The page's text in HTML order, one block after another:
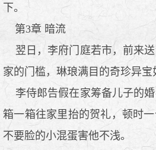
下。
第3章 暗流
翌日，李府门庭若市，前来
家的门槛，琳琅满目的奇珍异宝
李侍郎告假在家筹备儿子的
箱一箱往家里抬的贺礼，顿时
不要脸的小混蛋害他不浅。